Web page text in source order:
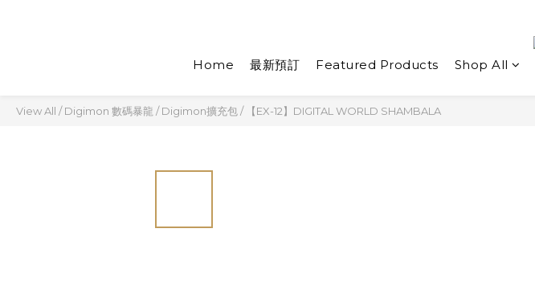
Home 最新預訂 Featured Products Shop All
View All /Digimon 數碼暴龍 /Digimon擴充包/ 【EX-12】DIGITAL WORLD SHAMBALA